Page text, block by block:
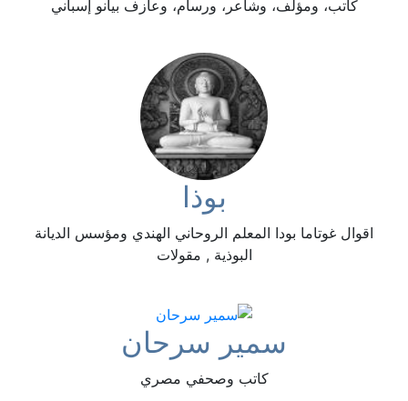
كاتب، ومؤلف، وشاعر، ورسام، وعازف بيانو إسباني
بوذا
اقوال غوتاما بودا المعلم الروحاني الهندي ومؤسس الديانة
البوذية , مقولات
سمير سرحان
كاتب وصحفي مصري